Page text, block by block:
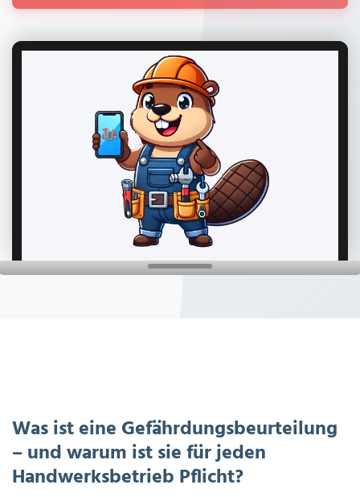
Was ist eine Gefährdungsbeurteilung
– und warum ist sie für jeden
Handwerksbetrieb Pflicht?